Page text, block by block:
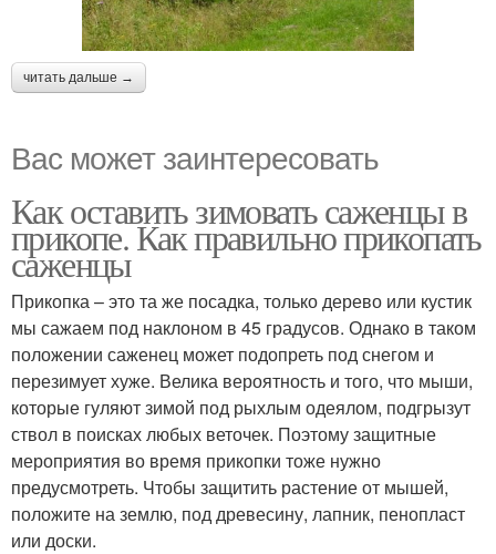
читать дальше →
Вас может заинтересовать
Как оставить зимовать саженцы в
прикопе. Как правильно прикопать
саженцы
Прикопка – это та же посадка, только дерево или кустик
мы сажаем под наклоном в 45 градусов. Однако в таком
положении саженец может подопреть под снегом и
перезимует хуже. Велика вероятность и того, что мыши,
которые гуляют зимой под рыхлым одеялом, подгрызут
ствол в поисках любых веточек. Поэтому защитные
мероприятия во время прикопки тоже нужно
предусмотреть. Чтобы защитить растение от мышей,
положите на землю, под древесину, лапник, пенопласт
или доски.